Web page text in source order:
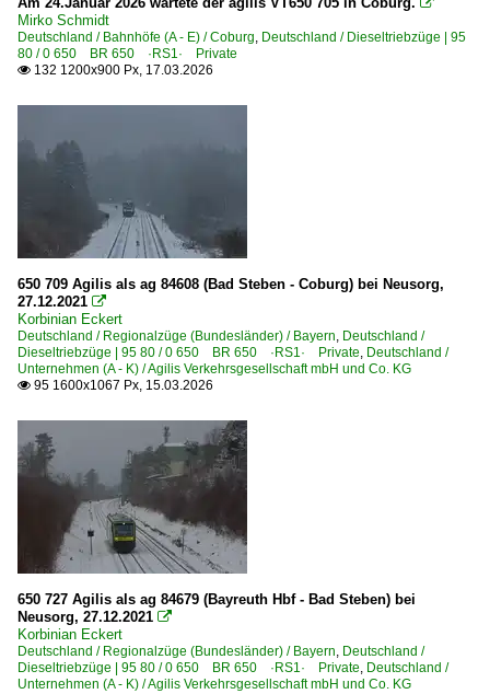
Mirko Schmidt
Deutschland / Bahnhöfe (A - E) / Coburg Deutschland / Dieseltriebzüge | 95
80 / 0 650 BR 650 ·RS1· Private
 132 1200x900 Px, 17.03.2026
650 709 Agilis als ag 84608 (Bad Steben - Coburg) bei Neusorg,
27.12.2021 
Korbinian Eckert
Deutschland / Regionalzüge (Bundesländer) / Bayern Deutschland /
Dieseltriebzüge | 95 80 / 0 650 BR 650 ·RS1· Private Deutschland /
Unternehmen (A - K) / Agilis Verkehrsgesellschaft mbH und Co. KG
 95 1600x1067 Px, 15.03.2026
650 727 Agilis als ag 84679 (Bayreuth Hbf - Bad Steben) bei
Neusorg, 27.12.2021 
Korbinian Eckert
Deutschland / Regionalzüge (Bundesländer) / Bayern Deutschland /
Dieseltriebzüge | 95 80 / 0 650 BR 650 ·RS1· Private Deutschland /
Unternehmen (A - K) / Agilis Verkehrsgesellschaft mbH und Co. KG